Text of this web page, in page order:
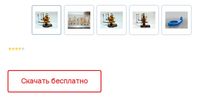
Скачать бесплатно
ВОЙТИ ЧЕРЕЗ GOOGLE